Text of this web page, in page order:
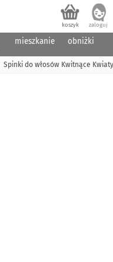
mieszkanie obniżki
Spinki do włosów Kwitnące